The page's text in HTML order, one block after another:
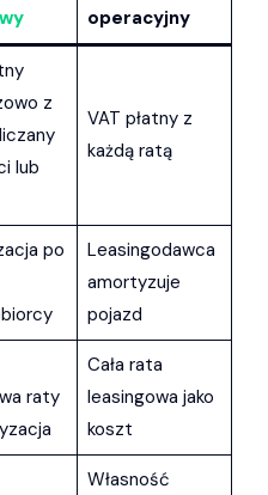
operacyjny
z
lub
VAT płatny z
każdą ratą
po
Leasingodawca
amortyzuje
pojazd
raty
Cała rata
leasingowa jako
koszt
Własność